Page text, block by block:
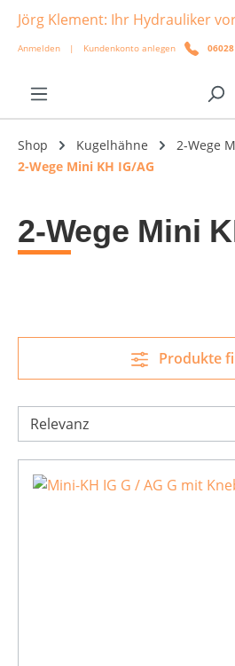
springen
Jörg Klement: Ihr Hydrauliker
Anmelden | Kundenkonto anlegen
Shop Kugelhähne
2-Wege
2-Wege Mini KH IG/AG
2-Wege Mini
Produkte